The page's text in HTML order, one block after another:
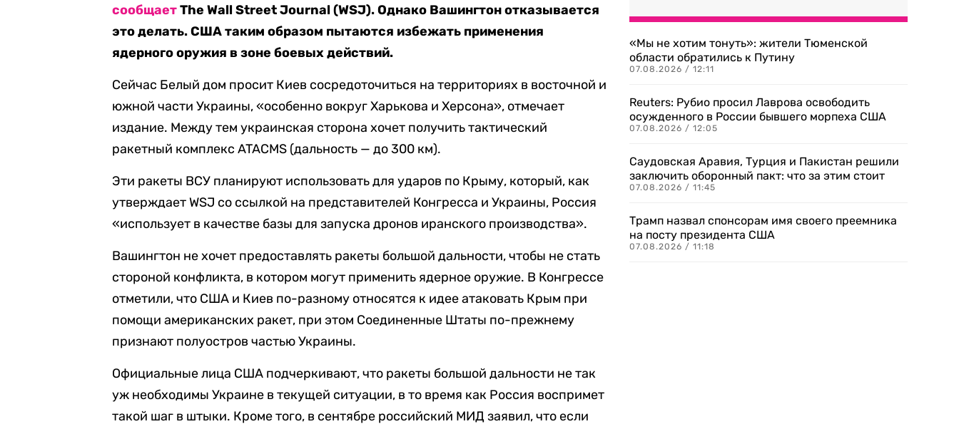
сообщаетThe Wall Street Journal (WSJ). Однако Вашингтон отказывается
это делать. США таким образом пытаются избежать применения
ядерного оружия в зоне боевых действий.
Сейчас Белый дом просит Киев сосредоточиться на территориях в восточной и
южной части Украины, «особенно вокруг Харькова и Херсона», отмечает
издание. Между тем украинская сторона хочет получить тактический
ракетный комплекс ATACMS (дальность — до 300 км).
Эти ракеты ВСУ планируют использовать для ударов по Крыму, который, как
утверждает WSJ со ссылкой на представителей Конгресса и Украины, Россия
«использует в качестве базы для запуска дронов иранского производства».
Вашингтон не хочет предоставлять ракеты большой дальности, чтобы не стать
стороной конфликта, в котором могут применить ядерное оружие. В Конгрессе
отметили, что США и Киев по-разному относятся к идее атаковать Крым при
помощи американских ракет, при этом Соединенные Штаты по-прежнему
признают полуостров частью Украины.
Официальные лица США подчеркивают, что ракеты большой дальности не так
уж необходимы Украине в текущей ситуации, в то время как Россия воспримет
такой шаг в штыки. Кроме того, в сентябре российский МИД заявил, что если
«Мы не хотим тонуть»: жители Тюменской
области обратились к Путину
07.08.2026 / 12:11
Reuters: Рубио просил Лаврова освободить
осужденного в России бывшего морпеха США
07.08.2026 / 12:05
Саудовская Аравия, Турция и Пакистан решили
заключить оборонный пакт: что за этим стоит
07.08.2026 / 11:45
Трамп назвал спонсорам имя своего преемника
на посту президента США
07.08.2026 / 11:18